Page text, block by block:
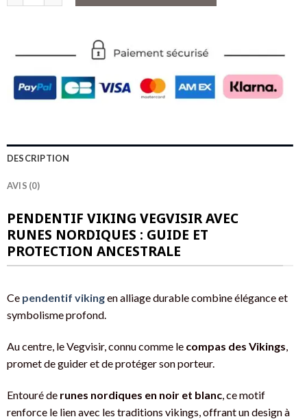
DESCRIPTION
AVIS (0)
PENDENTIF VIKING VEGVISIR AVEC
RUNES NORDIQUES : GUIDE ET
PROTECTION ANCESTRALE
Ce pendentif vikingen alliage durable combine élégance et
symbolisme profond.
Au centre, le Vegvisir, connu comme le compas des Vikings,
promet de guider et de protéger son porteur.
Entouré de runes nordiques en noir et blanc, ce motif
renforce le lien avec les traditions vikings, offrant un design à